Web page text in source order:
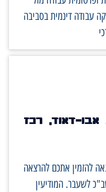
עבודה דינמית בסביבה
דאוד, רכז
להזמין אתכם להרצאה
לשעבר. המודיעין